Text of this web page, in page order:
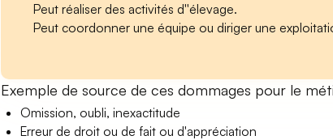
Peut réaliser des activités d''élevage.
Peut coordonner une équipe ou diriger une
Exemple de source de ces dommages pour le
Omission, oubli, inexactitude
Erreur de droit ou de fait ou d'appréciation